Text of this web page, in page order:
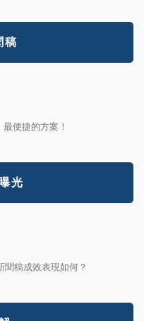
稿
便捷的方案！
光
稿成效表現如何？